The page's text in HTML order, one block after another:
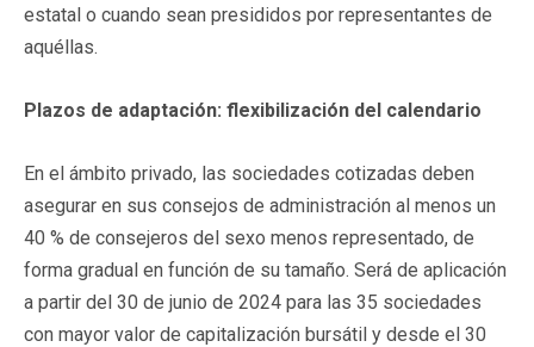
estatal o cuando sean presididos por representantes de
aquéllas.
Plazos de adaptación: flexibilización del calendario
En el ámbito privado, las sociedades cotizadas deben
asegurar en sus consejos de administración al menos un
40 % de consejeros del sexo menos representado, de
forma gradual en función de su tamaño. Será de aplicación
a partir del 30 de junio de 2024 para las 35 sociedades
con mayor valor de capitalización bursátil y desde el 30